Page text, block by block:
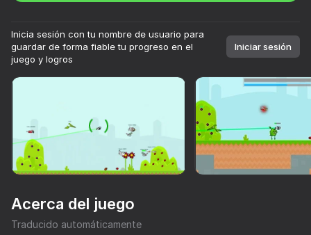
Este juego solo admite orientación paisaje
Inicia sesión con tu nombre de usuario para
guardar de forma fiable tu progreso en el
juego y logros
Iniciar sesión
Acerca del juego
Traducido automáticamente